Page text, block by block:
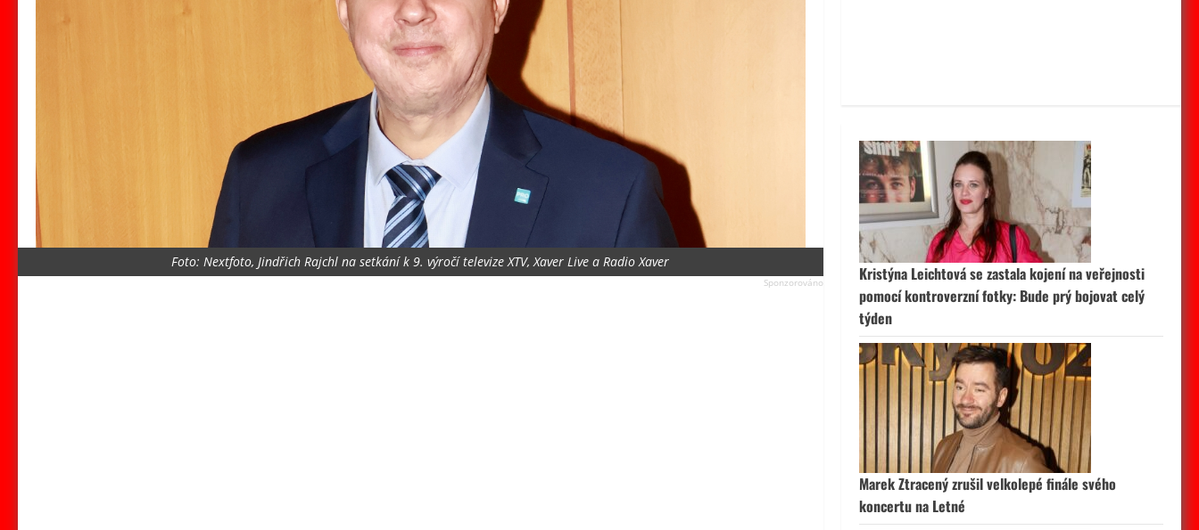
Foto: Nextfoto, Jindřich Rajchl na setkání k 9. výročí televize XTV, Xaver Live a Radio Xaver
Kristýna Leichtová se zastala kojení na veřejnosti
pomocí kontroverzní fotky: Bude prý bojovat celý
týden
Marek Ztracený zrušil velkolepé finále svého
koncertu na Letné